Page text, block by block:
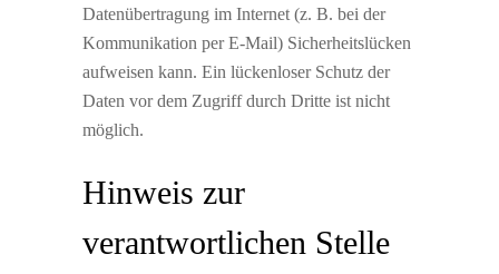
Datenübertragung im Internet (z. B. bei der
Kommunikation per E-Mail) Sicherheitslücken
aufweisen kann. Ein lückenloser Schutz der
Daten vor dem Zugriff durch Dritte ist nicht
möglich.
Hinweis zur
verantwortlichen Stelle